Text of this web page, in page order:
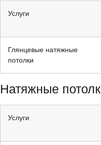
Услуги
Глянцевые натяжные
потолки
Натяжные
Услуги